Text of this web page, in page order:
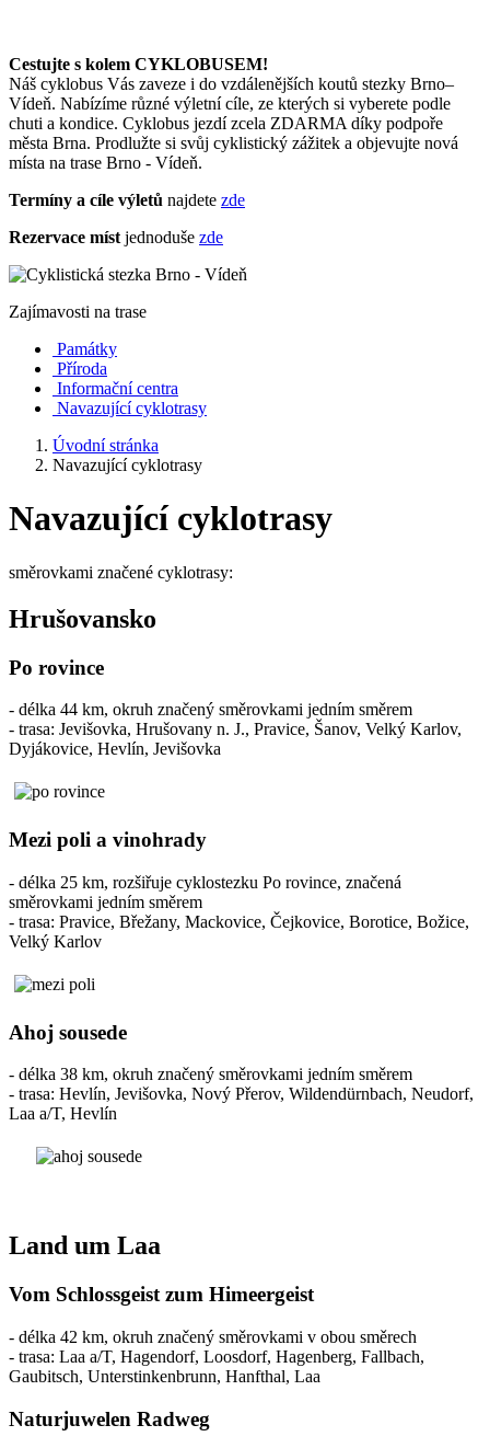
Cestujte s kolem CYKLOBUSEM!
Náš cyklobus Vás zaveze i do vzdálenějších koutů stezky Brno–
Vídeň. Nabízíme různé výletní cíle, ze kterých si vyberete podle
chuti a kondice. Cyklobus jezdí zcela ZDARMA díky podpoře
města Brna. Prodlužte si svůj cyklistický zážitek a objevujte nová
místa na trase Brno - Vídeň.
Termíny a cíle výletů najdete zde
Rezervace míst jednoduše zde
Zajímavosti na trase
Památky
Příroda
Informační centra
Navazující cyklotrasy
Úvodní stránka
Navazující cyklotrasy
Navazující cyklotrasy
směrovkami značené cyklotrasy:
Hrušovansko
Po rovince
- délka 44 km, okruh značený směrovkami jedním směrem
- trasa: Jevišovka, Hrušovany n. J., Pravice, Šanov, Velký Karlov,
Dyjákovice, Hevlín, Jevišovka
Mezi poli a vinohrady
- délka 25 km, rozšiřuje cyklostezku Po rovince, značená
směrovkami jedním směrem
- trasa: Pravice, Břežany, Mackovice, Čejkovice, Borotice, Božice,
Velký Karlov
Ahoj sousede
- délka 38 km, okruh značený směrovkami jedním směrem
- trasa: Hevlín, Jevišovka, Nový Přerov, Wildendürnbach, Neudorf,
Laa a/T, Hevlín
Land um Laa
Vom Schlossgeist zum Himeergeist
- délka 42 km, okruh značený směrovkami v obou směrech
- trasa: Laa a/T, Hagendorf, Loosdorf, Hagenberg, Fallbach,
Gaubitsch, Unterstinkenbrunn, Hanfthal, Laa
Naturjuwelen Radweg